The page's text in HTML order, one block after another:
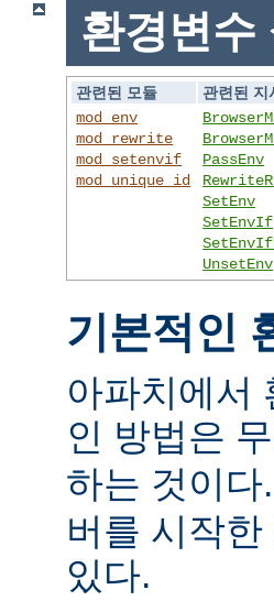
환경변수
관련된 모듈
관련된 지
mod_env
mod_rewrite
mod_setenvif
mod_unique_id
PassEnv
SetEnv
SetEnvIf
UnsetEnv
기본적인
아파치에서
인 방법은
하는 것이다.
버를 시작
있다.